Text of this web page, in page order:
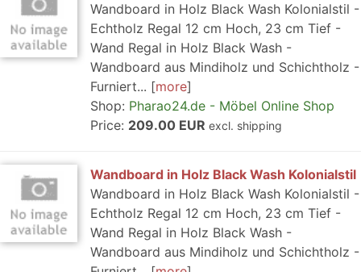
Wandboard in Holz Black Wash Kolonialstil -
Echtholz Regal 12 cm Hoch, 23 cm Tief -
Wand Regal in Holz Black Wash -
Wandboard aus Mindiholz und Schichtholz -
Furniert...
more
Shop: Pharao24.de - Möbel Online Shop
Price: 209.00 EUR excl. shipping
Wandboard in Holz Black Wash Kolonialstil
Wandboard in Holz Black Wash Kolonialstil -
Echtholz Regal 12 cm Hoch, 23 cm Tief -
Wand Regal in Holz Black Wash -
Wandboard aus Mindiholz und Schichtholz -